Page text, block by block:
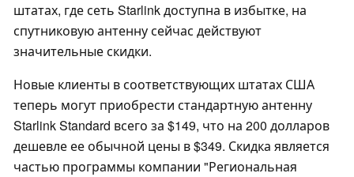
штатах, где сеть Starlink доступна в избытке, на
спутниковую антенну сейчас действуют
значительные скидки.
Новые клиенты в соответствующих штатах США
теперь могут приобрести стандартную антенну
Starlink Standard всего за $149, что на 200 долларов
дешевле ее обычной цены в $349. Скидка является
частью программы компании "Региональная